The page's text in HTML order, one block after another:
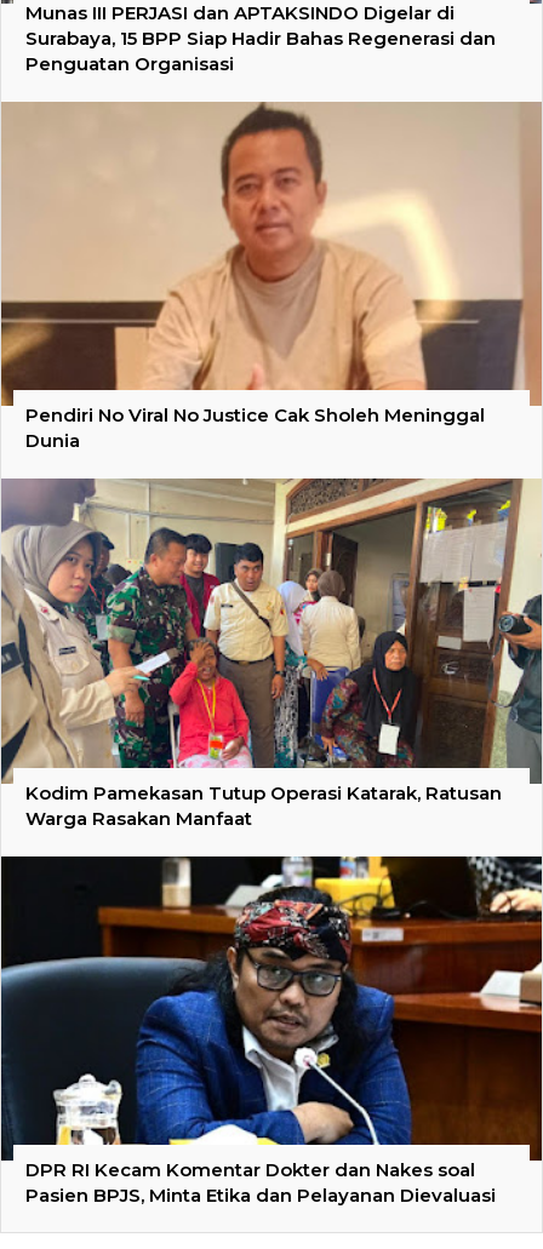
Munas III PERJASI dan APTAKSINDO Digelar di
Surabaya, 15 BPP Siap Hadir Bahas Regenerasi dan
Penguatan Organisasi
Pendiri No Viral No Justice Cak Sholeh Meninggal
Dunia
Kodim Pamekasan Tutup Operasi Katarak, Ratusan
Warga Rasakan Manfaat
DPR RI Kecam Komentar Dokter dan Nakes soal
Pasien BPJS, Minta Etika dan Pelayanan Dievaluasi